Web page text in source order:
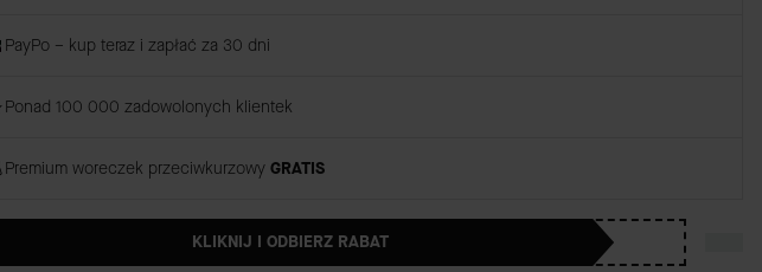
PayPo – kup teraz i zapłać za 30 dni
Ponad 100 000 zadowolonych klientek
Premium woreczek przeciwkurzowy GRATIS
KLIKNIJ I ODBIERZ RABAT